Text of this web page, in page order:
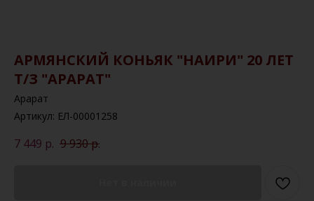
АРМЯНСКИЙ КОНЬЯК "НАИРИ" 20 ЛЕТ
Т/З "АРАРАТ"
Арарат
Артикул: ЕЛ-00001258
7 449 р. 9 930р.